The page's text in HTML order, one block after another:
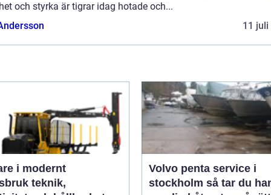
och styrka är tigrar idag hotade och...
11 juli
i modernt
teknik,
Volvo penta service i
stockholm så tar du hand